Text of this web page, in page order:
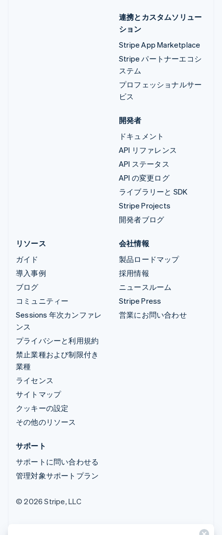
連携とカスタムソリュー
ション
Stripe App Marketplace
Stripe パートナーエコシ
ステム
プロフェッショナルサー
ビス
開発者
ドキュメント
API リファレンス
API ステータス
API の変更ログ
ライブラリーと SDK
Stripe Projects
開発者ブログ
リソース
ガイド
導入事例
ブログ
コミュニティー
Sessions 年次カンファレ
ンス
プライバシーと利用規約
禁止業種および制限付き
業種
ライセンス
サイトマップ
クッキーの設定
その他のリソース
会社情報
製品ロードマップ
採用情報
ニュースルーム
Stripe Press
営業にお問い合わせ
サポート
サポートに問い合わせる
管理対象サポートプラン
© 2026 Stripe, LLC